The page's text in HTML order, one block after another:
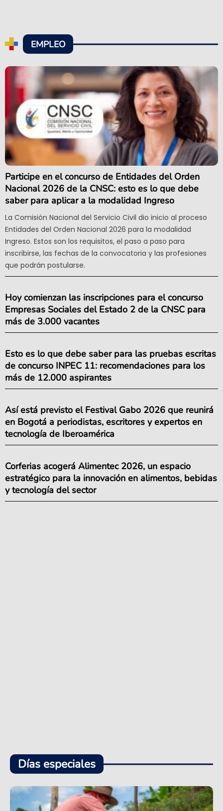
EMPLEO
Participe en el concurso de Entidades del Orden
Nacional 2026 de la CNSC: esto es lo que debe
saber para aplicar a la modalidad Ingreso
La Comisión Nacional del Servicio Civil dio inicio al proceso
Entidades del Orden Nacional 2026 para la modalidad
Ingreso. Estos son los requisitos, el paso a paso para
inscribirse, las fechas de la convocatoria y las profesiones
que podrán postularse.
Hoy comienzan las inscripciones para el concurso
Empresas Sociales del Estado 2 de la CNSC para
más de 3.000 vacantes
Esto es lo que debe saber para las pruebas escritas
de concurso INPEC 11: recomendaciones para los
más de 12.000 aspirantes
Así está previsto el Festival Gabo 2026 que reunirá
en Bogotá a periodistas, escritores y expertos en
tecnología de Iberoamérica
Corferias acogerá Alimentec 2026, un espacio
estratégico para la innovación en alimentos, bebidas
y tecnología del sector
Días especiales